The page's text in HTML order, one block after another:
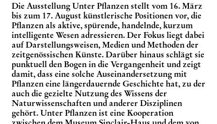
Die AusstellungUnter Pflanzenstellt vom 16. März
bis zum 17. August künstlerische Positionen vor, die
Pflanzen als aktive, spürende,handelnde, kurzum
intelligente Wesen adressieren. Der Fokus liegt dabei
auf Darstellungsweisen, Medien und Methoden der
zeitgenössischen Künste. Darüber hinaus schlägt sie
punktuell den Bogen in die Vergangenheit und zeigt
damit, dass eine solche Auseinandersetzung mit
Pflanzen eine längerdauernde Geschichte hat, zu der
auch die gezielte Nutzung des Wissens der
Naturwissenschaften und anderer Disziplinen
gehört.Unter Pflanzenist eine Kooperation